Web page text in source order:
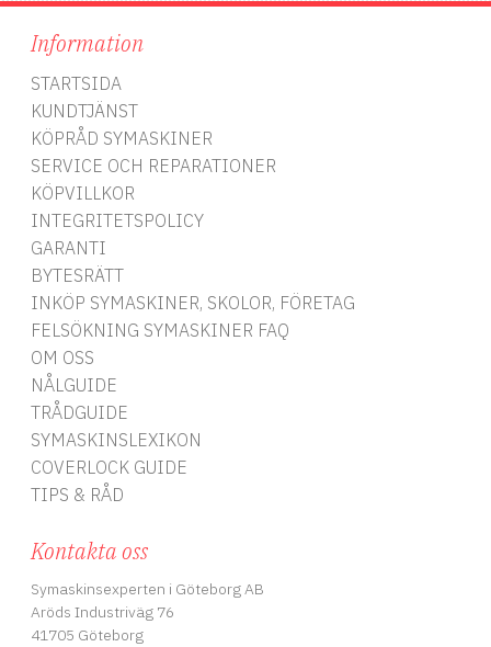
Information
STARTSIDA
KUNDTJÄNST
KÖPRÅD SYMASKINER
SERVICE OCH REPARATIONER
KÖPVILLKOR
INTEGRITETSPOLICY
GARANTI
BYTESRÄTT
INKÖP SYMASKINER, SKOLOR, FÖRETAG
FELSÖKNING SYMASKINER FAQ
OM OSS
NÅLGUIDE
TRÅDGUIDE
SYMASKINSLEXIKON
COVERLOCK GUIDE
TIPS & RÅD
Kontakta oss
Symaskinsexperten i Göteborg AB
Aröds Industriväg 76
41705 Göteborg